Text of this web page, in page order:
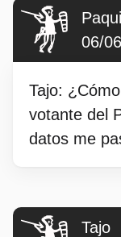
06/
Tajo:
votante del
datos me
Tajo